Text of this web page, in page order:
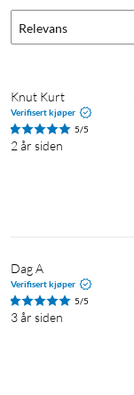
Relevans
Knut Kurt
Verifisert kjøper
5/5
2 år siden
Dag A
Verifisert kjøper
5/5
3 år siden